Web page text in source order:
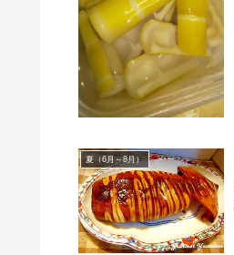
夏（6月～8月）